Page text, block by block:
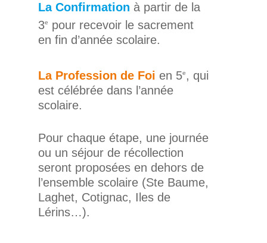
La Confirmation à partir de la
3e
pour recevoir le sacrement
en fin d’année scolaire.
La Profession de Foi en 5e , qui
est célébrée dans l’année
scolaire.
Pour chaque étape, une journée
ou un séjour de récollection
seront proposées en dehors de
l’ensemble scolaire (Ste Baume,
Laghet, Cotignac, Iles de
Lérins…).